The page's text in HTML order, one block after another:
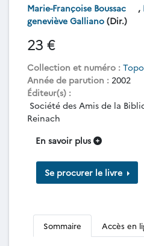
Marie-Françoise Boussac ,
geneviève Galliano (Dir.)
23 €
Collection et numéro :
Année de parution : 2002
Éditeur(s) :
Société des Amis de la
Reinach
En savoir plus
Se procurer le livre
Sommaire Accès en